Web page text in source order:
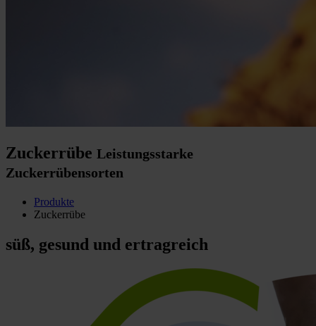
Zuckerrübe Leistungsstarke
Zuckerrübensorten
Produkte
Zuckerrübe
süß, gesund und ertragreich